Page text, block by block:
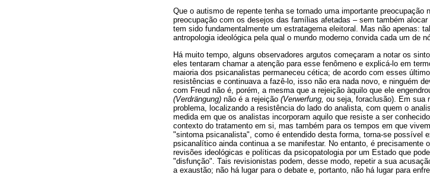
Que o autismo de repente tenha se tornado uma importante preocupação
preocupação com os desejos das famílias afetadas – sem também
tem sido fundamentalmente um estratagema eleitoral. Mas não apenas:
antropologia ideológica pela qual o mundo moderno convida cada um de
Há muito tempo, alguns observadores argutos começaram a notar os
eles tentaram chamar a atenção para esse fenômeno e explicá-lo em
maioria dos psicanalistas permaneceu cética; de acordo com esses
resistências e continuava a fazê-lo, isso não era nada novo, e ninguém
com Freud não é, porém, a mesma que a rejeição àquilo que ele
(Verdrängung) não é a rejeição (Verwerfung, ou seja, foraclusão). Em sua
problema, localizando a resistência do lado do analista, com quem o
medida em que os analistas incorporam aquilo que resiste a ser
contexto do tratamento em si, mas também para os tempos em que
"sintoma psicanalista", como é entendido desta forma, torna-se possível
psicanalítico ainda continua a se manifestar. No entanto, é precisamente
revisões ideológicas e políticas da psicopatologia por um Estado que
"disfunção". Tais revisionistas podem, desse modo, repetir a sua
a exaustão; não há lugar para o debate e, portanto, não há lugar para